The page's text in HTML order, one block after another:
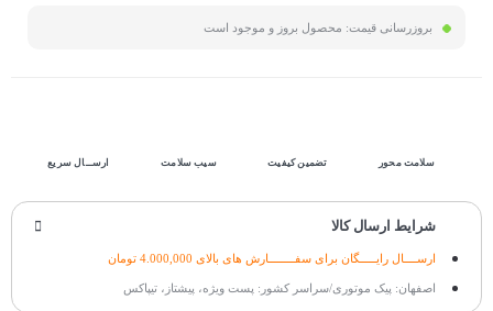
بروزرسانی قیمت: محصول بروز و موجود است
سلامت محور تضمین کیفیت سیب سلامت ارســال سریع
شرایط ارسال کالا
ارســــال رایـــــگان برای سفــــــــارش های بالای 4.000,000 تومان
اصفهان: پیک موتوری/سراسر کشور: پست ویژه، پیشتاز، تیپاکس